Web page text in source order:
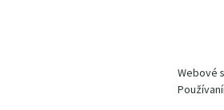
Webové
Pracovné